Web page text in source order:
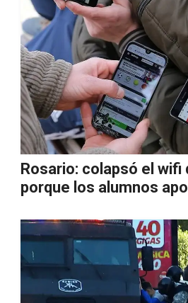
Rosario: colapsó el wifi
porque los alumnos